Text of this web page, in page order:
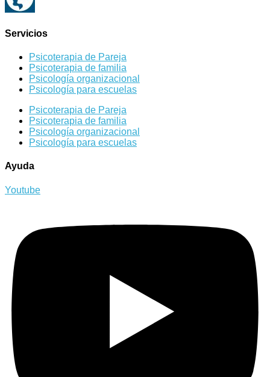
Servicios
Psicoterapia de Pareja
Psicoterapia de familia
Psicología organizacional
Psicología para escuelas
Psicoterapia de Pareja
Psicoterapia de familia
Psicología organizacional
Psicología para escuelas
Ayuda
Youtube